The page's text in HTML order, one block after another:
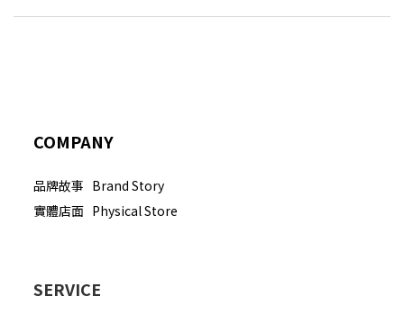
COMPANY
品牌故事 Brand Story
實體店面 Physical Store
SERVICE